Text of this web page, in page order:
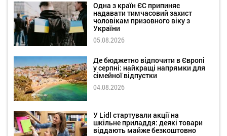
Одна з країн ЄС припиняє
надавати тимчасовий захист
чоловікам призовного віку з
України
05.08.2026
Де бюджетно відпочити в Європі
у серпні: найкращі напрямки для
сімейної відпустки
04.08.2026
У Lidl стартували акції на
шкільне приладдя: деякі товари
віддають майже безкоштовно